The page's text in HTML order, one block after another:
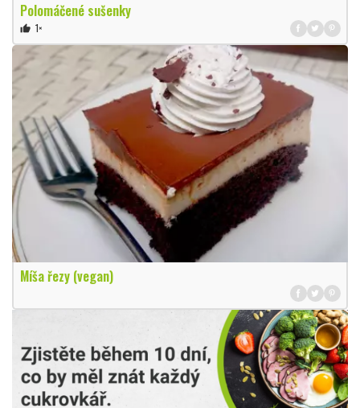
Polomáčené sušenky
thumb_up 1×
Míša řezy (vegan)